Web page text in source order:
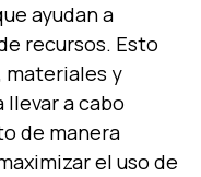
ayudan a
recursos. Esto
materiales y
a cabo
de manera
el uso de